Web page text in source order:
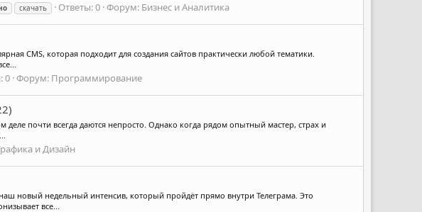
скачать Ответы: 0 Форум: Бизнес и Аналитика
CMS, которая подходит для создания сайтов практически любой тематики.
0 Форум: Программирование
почти всегда даются непросто. Однако когда рядом опытный мастер, страх и
и Дизайн
новый недельный интенсив, который пройдёт прямо внутри Телеграма. Это
все...